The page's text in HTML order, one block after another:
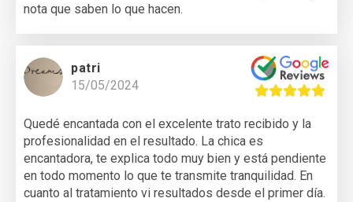
nota que saben lo que hacen.
patri
15/05/2024
Quedé encantada con el excelente trato recibido y la
profesionalidad en el resultado. La chica es
encantadora, te explica todo muy bien y está pendiente
en todo momento lo que te transmite tranquilidad. En
cuanto al tratamiento vi resultados desde el primer día.